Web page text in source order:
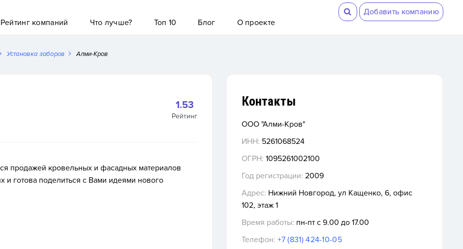
Добавить компанию
Рейтинг компаний
Что лучше? Топ 10 Блог О проекте
Установка заборов Алми-Кров
1.53
Рейтинг
продажей кровельных и фасадных материалов
и готова поделиться с Вами идеями нового
Контакты
ООО "Алми-Кров"
ИНН: 5261068524
ОГРН: 1095261002100
Год регистрации: 2009
Адрес: Нижний Новгород, ул Кащенко, 6, офис
102, этаж 1
Время работы: пн-пт с 9.00 до 17.00
Телефон: +7 (831) 424-10-05